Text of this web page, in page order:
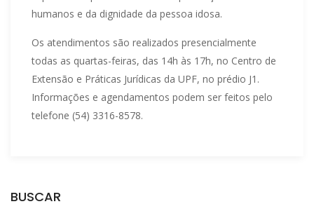
humanos e da dignidade da pessoa idosa.
Os atendimentos são realizados presencialmente
todas as quartas-feiras, das 14h às 17h, no Centro de
Extensão e Práticas Jurídicas da UPF, no prédio J1.
Informações e agendamentos podem ser feitos pelo
telefone (54) 3316-8578.
BUSCAR